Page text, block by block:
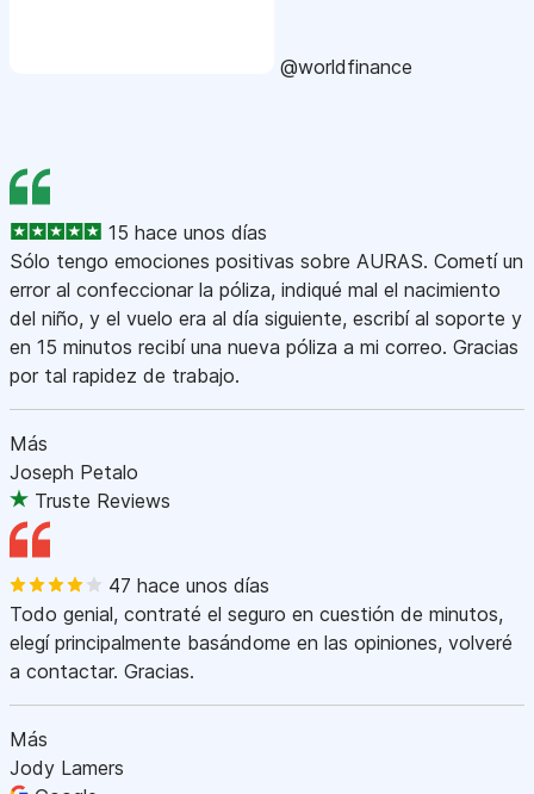
@worldfinance
15 hace unos días
Sólo tengo emociones positivas sobre AURAS. Cometí un
error al confeccionar la póliza, indiqué mal el nacimiento
del niño, y el vuelo era al día siguiente, escribí al soporte y
en 15 minutos recibí una nueva póliza a mi correo. Gracias
por tal rapidez de trabajo.
Más
Joseph Petalo
Truste Reviews
47 hace unos días
Todo genial, contraté el seguro en cuestión de minutos,
elegí principalmente basándome en las opiniones, volveré
a contactar. Gracias.
Más
Jody Lamers